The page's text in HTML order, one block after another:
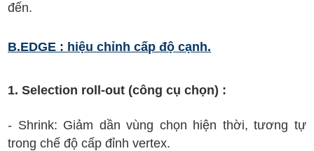
đến.
B.EDGE : hiệu chỉnh cấp độ cạnh.
1. Selection roll-out (công cụ chọn) :
- Shrink: Giảm dần vùng chọn hiện thời, tương tự
trong chế độ cấp đỉnh vertex.